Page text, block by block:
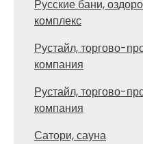
Русские бани,
комплекс
Рустайл, торгово-
компания
Рустайл, торгово-
компания
Сатори, сауна